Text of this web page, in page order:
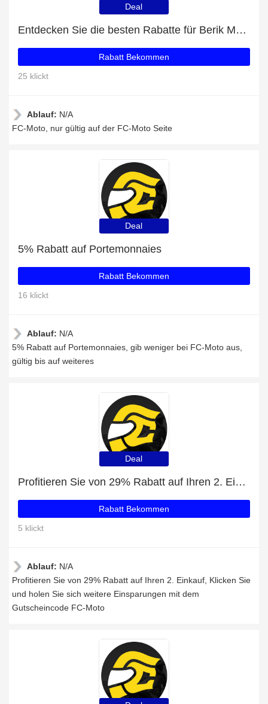
Deal
Entdecken Sie die besten Rabatte für Berik Monza Damen 2-Teiler Motorrad Lederkombi mit bis zu 39% Rabatt
Rabatt Bekommen
25 klickt
Ablauf: N/A
FC-Moto, nur gültig auf der FC-Moto Seite
Deal
5% Rabatt auf Portemonnaies
Rabatt Bekommen
16 klickt
Ablauf: N/A
5% Rabatt auf Portemonnaies, gib weniger bei FC-Moto aus,
gültig bis auf weiteres
Deal
Profitieren Sie von 29% Rabatt auf Ihren 2. Einkauf
Rabatt Bekommen
5 klickt
Ablauf: N/A
Profitieren Sie von 29% Rabatt auf Ihren 2. Einkauf, Klicken Sie
und holen Sie sich weitere Einsparungen mit dem
Gutscheincode FC-Moto